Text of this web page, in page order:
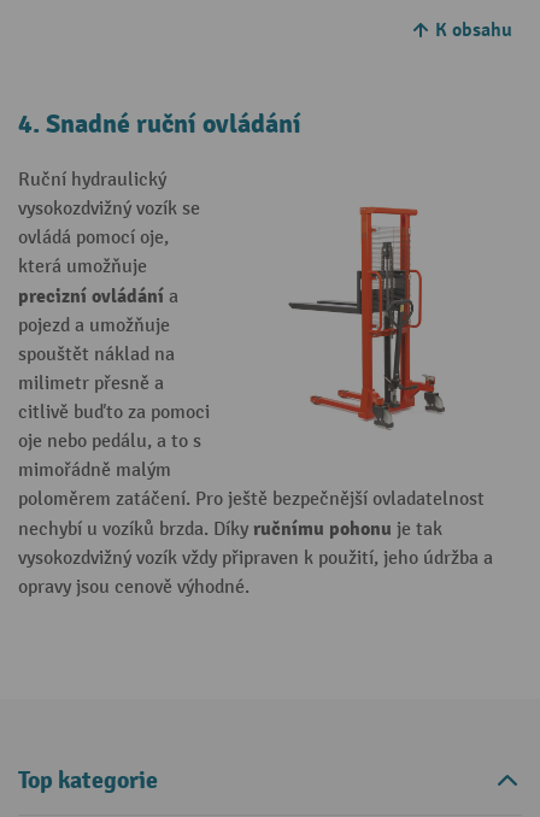
K obsahu
4. Snadné ruční ovládání
Ruční hydraulický
vysokozdvižný vozík se
ovládá pomocí oje,
která umožňuje
precizní ovládání a
pojezd a umožňuje
spouštět náklad na
milimetr přesně a
citlivě buďto za pomoci
oje nebo pedálu, a to s
mimořádně malým
poloměrem zatáčení. Pro ještě bezpečnější ovladatelnost
nechybí u vozíků brzda. Díky ručnímu pohonu je tak
vysokozdvižný vozík vždy připraven k použití, jeho údržba a
opravy jsou cenově výhodné.
Top kategorie